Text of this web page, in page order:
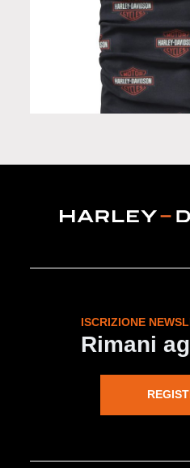
Scaldacollo in Limited Edition
ISCRIZIONE
Rimani